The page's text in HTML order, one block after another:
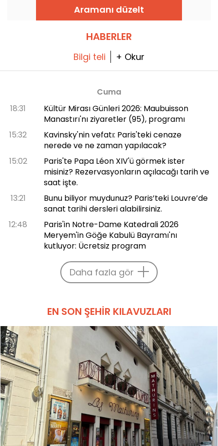
Aramanı düzelt
HABERLER
Bilgi teli + Okur
Cuma
18:31
Kültür Mirası Günleri 2026: Maubuisson
Manastırı'nı ziyaretler (95), programı
15:32
Kavinsky'nin vefatı: Paris'teki cenaze
nerede ve ne zaman yapılacak?
15:02
Paris'te Papa Léon XIV'ü görmek ister
misiniz? Rezervasyonların açılacağı tarih ve
saat işte.
13:21
Bunu biliyor muydunuz? Paris’teki Louvre’de
sanat tarihi dersleri alabilirsiniz.
12:48
Paris'in Notre-Dame Katedrali 2026
Meryem'in Göğe Kabulü Bayramı'nı
kutluyor: Ücretsiz program
Daha fazla gör
EN SON ŞEHIR KILAVUZLARI